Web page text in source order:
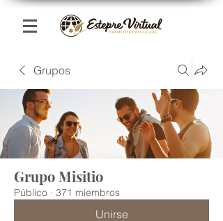
Grupos
Grupo Misitio
Público · 371 miembros
Unirse